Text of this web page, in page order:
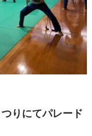
りにてパレード